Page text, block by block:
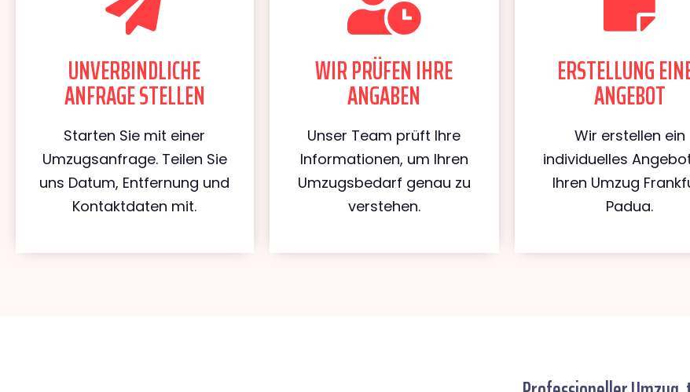
UNVERBINDLICHE
ANFRAGE STELLEN
Starten Sie mit einer
Umzugsanfrage. Teilen Sie
uns Datum, Entfernung und
Kontaktdaten mit.
WIR PRÜFEN IHRE
ANGABEN
Unser Team prüft Ihre
Informationen, um Ihren
Umzugsbedarf genau zu
verstehen.
ERSTELLUNG
ANGEBOT
Wir erstellen ein
individuelles
Ihren Umzug
Padua.